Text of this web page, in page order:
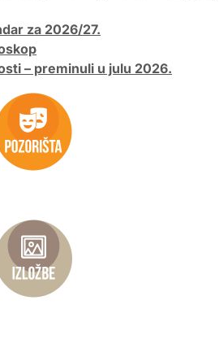
za 2026/27.
– preminuli u julu 2026.